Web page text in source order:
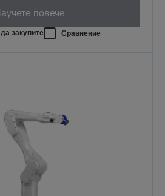
повече
закупите Сравнение